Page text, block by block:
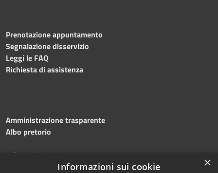
Prenotazione appuntamento
Segnalazione disservizio
Leggi le FAQ
Richiesta di assistenza
Amministrazione trasparente
Albo pretorio
Informativa privacy
×
Informazioni sui cookie